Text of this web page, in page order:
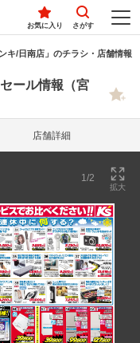
お気に入り さがす
キ/日南店」のチラシ・店舗情報
ール情報（宮
店舗詳細
1/2
拡大